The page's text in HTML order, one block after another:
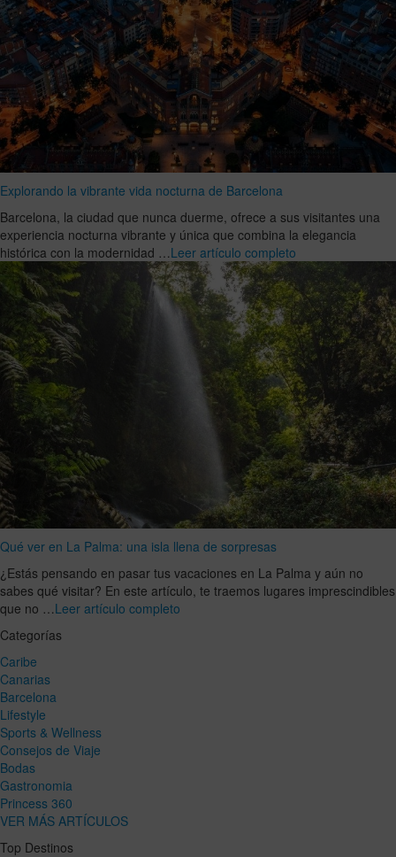
Explorando la vibrante vida nocturna de Barcelona
Barcelona, la ciudad que nunca duerme, ofrece a sus visitantes una
experiencia nocturna vibrante y única que combina la elegancia
histórica con la modernidad …Leer artículo completo
Qué ver en La Palma: una isla llena de sorpresas
¿Estás pensando en pasar tus vacaciones en La Palma y aún no
sabes qué visitar? En este artículo, te traemos lugares imprescindibles
que no …Leer artículo completo
Categorías
Caribe
Canarias
Barcelona
Lifestyle
Sports & Wellness
Consejos de Viaje
Bodas
Gastronomia
Princess 360
VER MÁS ARTÍCULOS
Top Destinos